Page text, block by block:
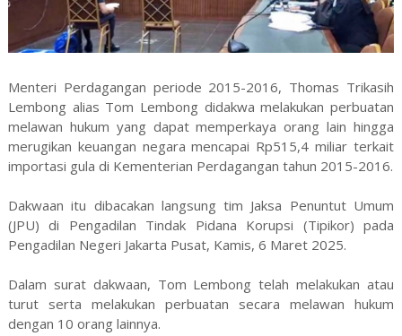
Menteri Perdagangan periode 2015-2016, Thomas Trikasih
Lembong alias Tom Lembong didakwa melakukan perbuatan
melawan hukum yang dapat memperkaya orang lain hingga
merugikan keuangan negara mencapai Rp515,4 miliar terkait
importasi gula di Kementerian Perdagangan tahun 2015-2016.
Dakwaan itu dibacakan langsung tim Jaksa Penuntut Umum
(JPU) di Pengadilan Tindak Pidana Korupsi (Tipikor) pada
Pengadilan Negeri Jakarta Pusat, Kamis, 6 Maret 2025.
Dalam surat dakwaan, Tom Lembong telah melakukan atau
turut serta melakukan perbuatan secara melawan hukum
dengan 10 orang lainnya.